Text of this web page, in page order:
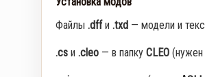
Файлы .dffи .txd — модели и
.cs и .cleo — в папку CLEO (нужен